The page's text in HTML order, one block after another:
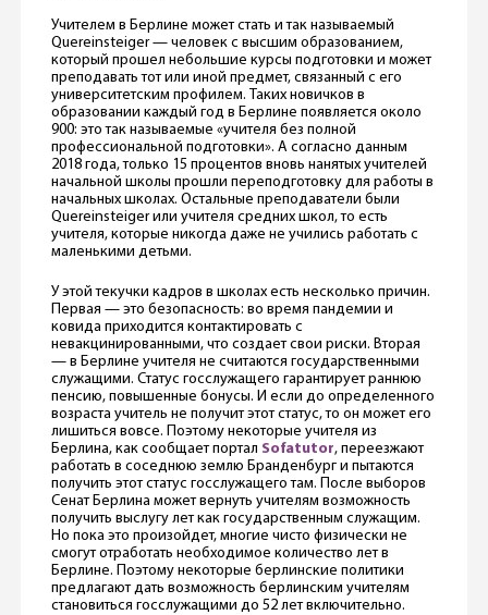
Учителем в Берлине может стать и так называемый
Quereinsteiger — человек c высшим образованием,
который прошел небольшие курсы подготовки и может
преподавать тот или иной предмет, связанный с его
университетским профилем. Таких новичков в
образовании каждый год в Берлине появляется около
900: это так называемые «учителя без полной
профессиональной подготовки». А согласно данным
2018 года, только 15 процентов вновь нанятых учителей
начальной школы прошли переподготовку для работы в
начальных школах. Остальные преподаватели были
Quereinsteiger или учителя средних школ, то есть
учителя, которые никогда даже не учились работать с
маленькими детьми.
У этой текучки кадров в школах есть несколько причин.
Первая — это безопасность: во время пандемии и
ковида приходится контактировать с
невакцинированными, что создает свои риски. Вторая
— в Берлине учителя не считаются государственными
служащими. Статус госслужащего гарантирует раннюю
пенсию, повышенные бонусы. И если до определенного
возраста учитель не получит этот статус, то он может его
лишиться вовсе. Поэтому некоторые учителя из
Берлина, как сообщает портал Sofatutor, переезжают
работать в соседнюю землю Бранденбург и пытаются
получить этот статус госслужащего там. После выборов
Сенат Берлина может вернуть учителям возможность
получить выслугу лет как государственным служащим.
Но пока это произойдет, многие чисто физически не
смогут отработать необходимое количество лет в
Берлине. Поэтому некоторые берлинские политики
предлагают дать возможность берлинским учителям
становиться госслужащими до 52 лет включительно.